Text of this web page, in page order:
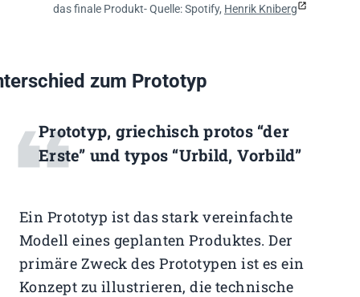
das finale Produkt- Quelle: Spotify, Henrik Kniberg
zum Prototyp
Prototyp, griechisch protos “der
Erste” und typos “Urbild, Vorbild”
Ein Prototyp ist das stark vereinfachte
Modell eines geplanten Produktes. Der
primäre Zweck des Prototypen ist es ein
Konzept zu illustrieren, die technische